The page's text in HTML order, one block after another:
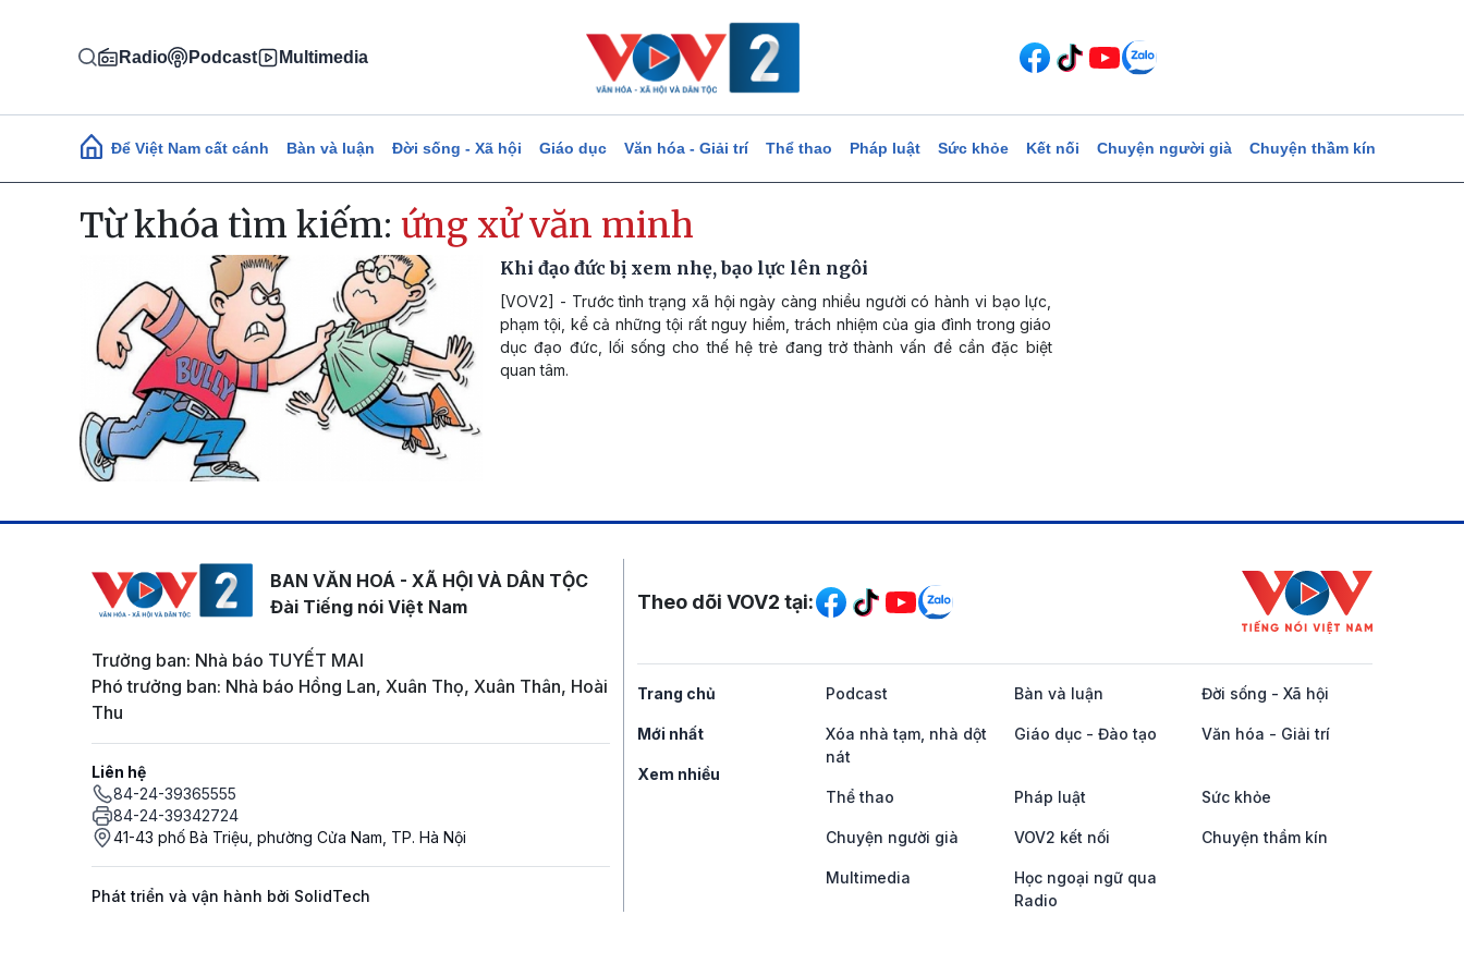
Radio Podcast Multimedia
Main navigation
Để Việt Nam cất cánh Bàn và luận Đời sống - Xã hội Giáo dục Văn hóa - Giải trí Thể thao Pháp luật Sức khỏe Kết nối Chuyện người già Chuyện thầm kín
Từ khóa tìm kiếm: ứng xử văn minh
Khi đạo đức bị xem nhẹ, bạo lực lên ngôi
[VOV2] - Trước tình trạng xã hội ngày càng nhiều người có hành vi bạo lực,
phạm tội, kể cả những tội rất nguy hiểm, trách nhiệm của gia đình trong giáo
dục đạo đức, lối sống cho thế hệ trẻ đang trở thành vấn đề cần đặc biệt
quan tâm.
BAN VĂN HOÁ - XÃ HỘI VÀ DÂN TỘC
Đài Tiếng nói Việt Nam
Trưởng ban: Nhà báo TUYẾT MAI
Phó trưởng ban: Nhà báo Hồng Lan, Xuân Thọ, Xuân Thân, Hoài
Thu
Liên hệ
84-24-39365555
84-24-39342724
41-43 phố Bà Triệu, phường Cửa Nam, TP. Hà Nội
Phát triển và vận hành bởi SolidTech
Mạng xã hội
Theo dõi VOV2 tại:
Trang chủ
Mới nhất
Xem nhiều
Podcast Bàn và luận Đời sống - Xã hội
Xóa nhà tạm, nhà dột
nát
Giáo dục - Đào tạo Văn hóa - Giải trí
Thể thao Pháp luật Sức khỏe
Chuyện người già VOV2 kết nối Chuyện thầm kín
Multimedia
Học ngoại ngữ qua
Radio